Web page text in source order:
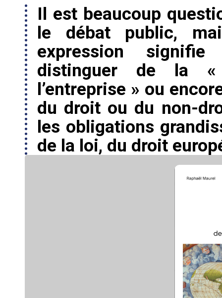
Il est beaucoup
le débat public,
expression
distinguer de la «
l’entreprise » ou
du droit ou du non-
les obligations
de la loi, du droit